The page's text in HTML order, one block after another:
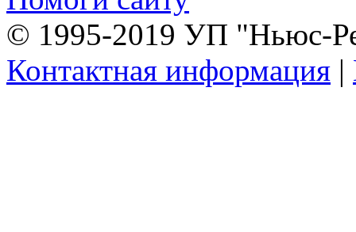
© 1995-2019 УП "Ньюс-
Контактная информация |